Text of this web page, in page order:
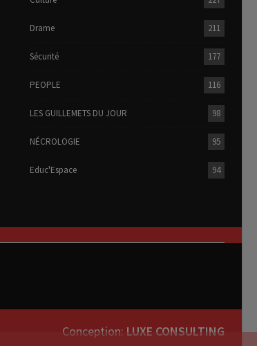
Drame 211
Sécurité 177
PEOPLE 116
LES GUILLEMETS DU JOUR 98
NÉCROLOGIE 95
Educ'Espace 94
Conception: LUXE CONSULTING